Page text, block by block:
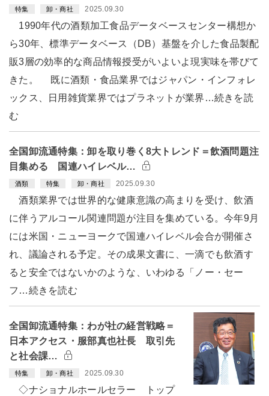
特集 卸・商社 2025.09.30
1990年代の酒類加工食品データベースセンター構想か
ら30年、標準データベース（DB）基盤を介した食品製配
販3層の効率的な商品情報授受がいよいよ現実味を帯びて
きた。 既に酒類・食品業界ではジャパン・インフォレ
ックス、日用雑貨業界ではプラネットが業界…続きを読
む
全国卸流通特集：卸を取り巻く8大トレンド＝飲酒問題注
目集める 国連ハイレベル…
酒類 特集 卸・商社 2025.09.30
酒類業界では世界的な健康意識の高まりを受け、飲酒
に伴うアルコール関連問題が注目を集めている。今年9月
には米国・ニューヨークで国連ハイレベル会合が開催さ
れ、議論される予定。その成果文書に、一滴でも飲酒す
ると安全ではないかのような、いわゆる「ノー・セー
フ…続きを読む
全国卸流通特集：わが社の経営戦略＝
日本アクセス・服部真也社長 取引先
と社会課…
特集 卸・商社 2025.09.30
◇ナショナルホールセラー トップ